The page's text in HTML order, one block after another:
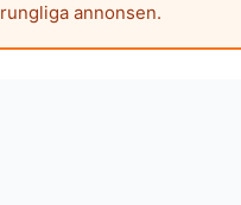
annonsen.